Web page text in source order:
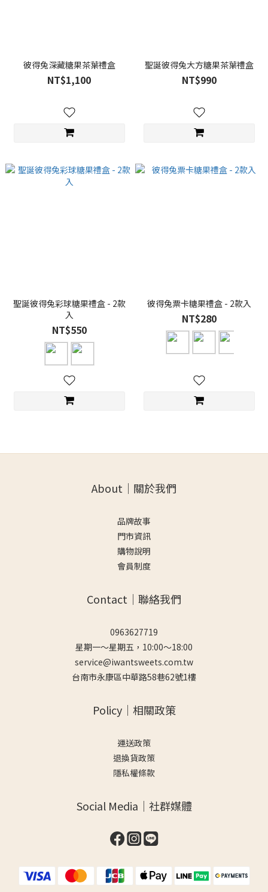
彼得兔深藏糖果茶葉禮盒
NT$1,100
聖誕彼得兔大方糖果茶葉禮盒
NT$990
聖誕彼得兔彩球糖果禮盒 - 2款
入
NT$550
彼得兔票卡糖果禮盒 - 2款入
NT$280
About｜關於我們
品牌故事
門市資訊
購物說明
會員制度
Contact｜聯絡我們
0963627719
星期一～星期五，10:00～18:00
service@iwantsweets.com.tw
台南市永康區中華路58巷62號1樓
Policy｜相關政策
運送政策
退換貨政策
隱私權條款
Social Media｜社群媒體